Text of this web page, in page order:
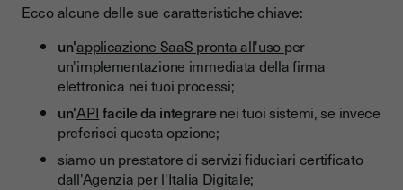
Ecco alcune delle sue caratteristiche chiave:
un'applicazione SaaS pronta all'uso per
un'implementazione immediata della firma
elettronica nei tuoi processi;
un'API facile da integrarenei tuoi sistemi, se invece
preferisci questa opzione;
siamo un prestatore di servizi fiduciari certificato
dall'Agenzia per l'Italia Digitale;